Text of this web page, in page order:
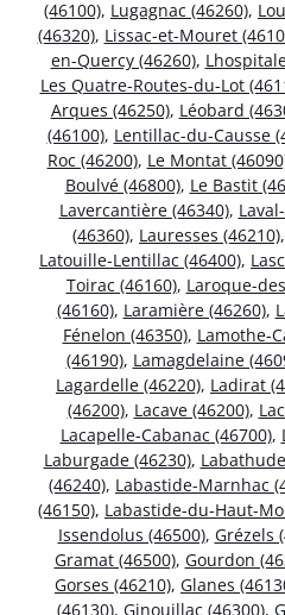
(46100), Lugagnac (46260),
(46320), Lissac-et-Mouret
en-Quercy (46260),
Les Quatre-Routes-du-Lot
Arques (46250), Léobard
(46100), Lentillac-du-Causse
Roc (46200), Le Montat
Boulvé (46800), Le Bastit
Lavercantière (46340),
(46360), Lauresses (46210),
Latouille-Lentillac (46400),
Toirac (46160), Laroque-
(46160), Laramière (46260),
Fénelon (46350), Lamothe-
(46190), Lamagdelaine
Lagardelle (46220), Ladirat
(46200), Lacave (46200),
Lacapelle-Cabanac (46700),
Laburgade (46230),
(46240), Labastide-Marnhac
(46150), Labastide-du-Haut-
Issendolus (46500), Grézels
Gramat (46500), Gourdon
Gorses (46210), Glanes
(46130), Ginouillac (46300),